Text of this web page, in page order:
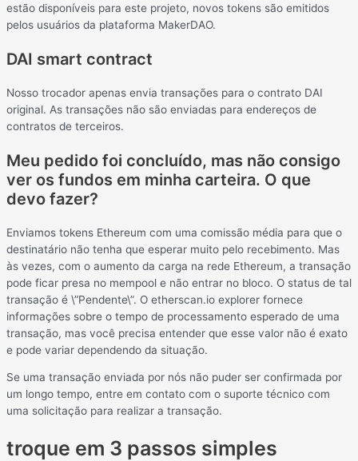
estão disponíveis para este projeto, novos tokens são emitidos
pelos usuários da plataforma MakerDAO.
DAI smart contract
Nosso trocador apenas envia transações para o contrato DAI
original. As transações não são enviadas para endereços de
contratos de terceiros.
Meu pedido foi concluído, mas não consigo
ver os fundos em minha carteira. O que
devo fazer?
Enviamos tokens Ethereum com uma comissão média para que o
destinatário não tenha que esperar muito pelo recebimento. Mas
às vezes, com o aumento da carga na rede Ethereum, a transação
pode ficar presa no mempool e não entrar no bloco. O status de tal
transação é \”Pendente\”. O etherscan.io explorer fornece
informações sobre o tempo de processamento esperado de uma
transação, mas você precisa entender que esse valor não é exato
e pode variar dependendo da situação.
Se uma transação enviada por nós não puder ser confirmada por
um longo tempo, entre em contato com o suporte técnico com
uma solicitação para realizar a transação.
troque em 3 passos simples